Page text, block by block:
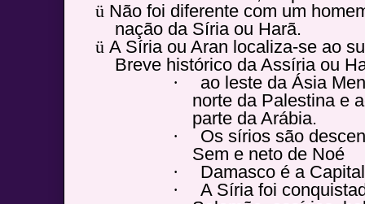
ü Não foi diferente com um
nação da Síria ou Harã.
ü A Síria ou Aran localiza-se ao
Breve histórico da Assíria ou
·
ao leste da Ásia
norte da Palestina e
parte da Arábia.
·
Os sírios são
Sem e neto de Noé
·
Damasco é a
·
A Síria foi